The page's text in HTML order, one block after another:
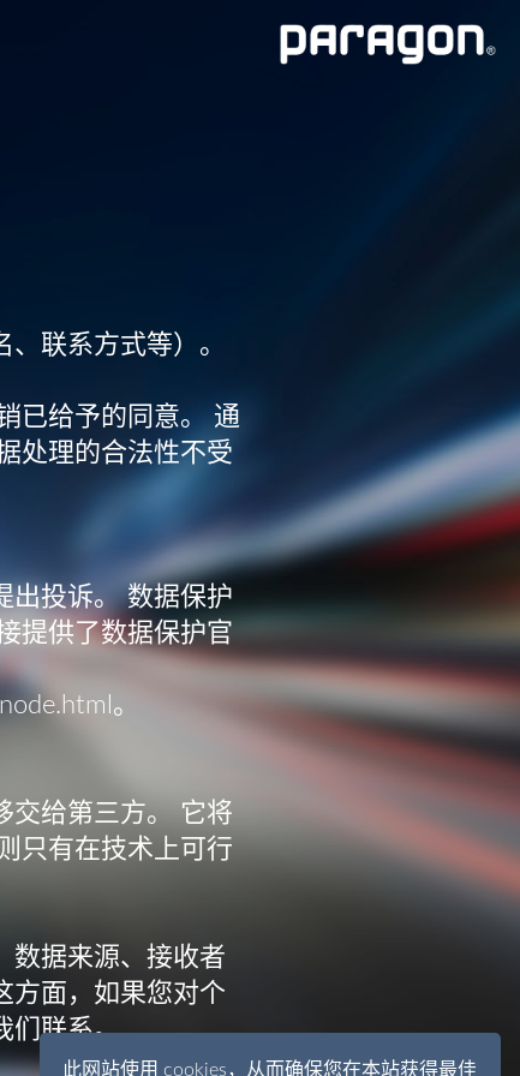
此网站使用 cookies，从而确保您在本站获得最佳
联系方式等）。
已给予的同意。 通
处理的合法性不受
出投诉。 数据保护
提供了数据保护官
。
交给第三方。 它将
只有在技术上可行
数据来源、接收者
方面，如果您对个
们联系。